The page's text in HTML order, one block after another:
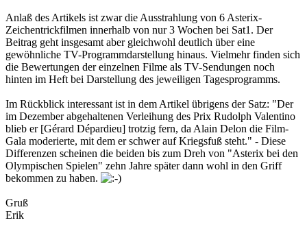
Anlaß des Artikels ist zwar die Ausstrahlung von 6 Asterix-
Zeichentrickfilmen innerhalb von nur 3 Wochen bei Sat1. Der
Beitrag geht insgesamt aber gleichwohl deutlich über eine
gewöhnliche TV-Programmdarstellung hinaus. Vielmehr finden sich
die Bewertungen der einzelnen Filme als TV-Sendungen noch
hinten im Heft bei Darstellung des jeweiligen Tagesprogramms.
Im Rückblick interessant ist in dem Artikel übrigens der Satz: "Der
im Dezember abgehaltenen Verleihung des Prix Rudolph Valentino
blieb er [Gérard Dépardieu] trotzig fern, da Alain Delon die Film-
Gala moderierte, mit dem er schwer auf Kriegsfuß steht." - Diese
Differenzen scheinen die beiden bis zum Dreh von "Asterix bei den
Olympischen Spielen" zehn Jahre später dann wohl in den Griff
bekommen zu haben.
Gruß
Erik